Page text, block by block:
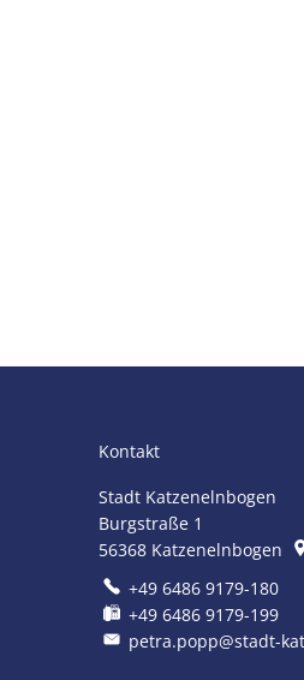
Kontakt
Stadt Katzenelnbogen
Burgstraße 1
56368 Katzenelnbogen
+49 6486 9179-180
+49 6486 9179-199
petra.popp@stadt-